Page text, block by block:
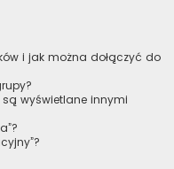
i jak można dołączyć do
wyświetlane innymi